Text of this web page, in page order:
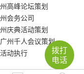
高峰论坛策划
会务公司
庆典活动策划
广州千人会议策划
动执行
拨打
电话